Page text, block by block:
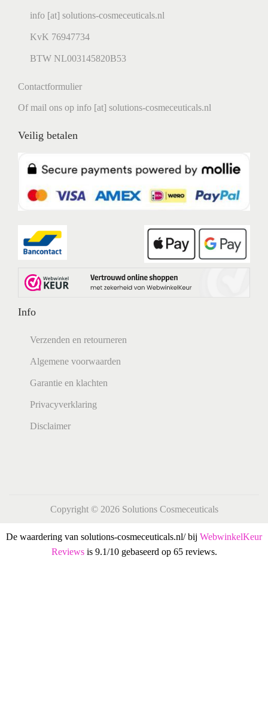
info [at] solutions-cosmeceuticals.nl
KvK 76947734
BTW NL003145820B53
Contactformulier
Of mail ons op info [at] solutions-cosmeceuticals.nl
Veilig betalen
Info
Verzenden en retourneren
Algemene voorwaarden
Garantie en klachten
Privacyverklaring
Disclaimer
Copyright © 2026 Solutions Cosmeceuticals
De waardering van solutions-cosmeceuticals.nl/ bij WebwinkelKeur
Reviewsis 9.1/10 gebaseerd op 65 reviews.